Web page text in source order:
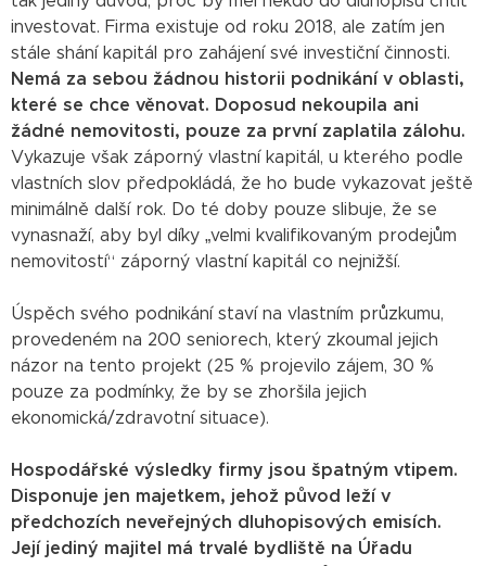
investovat. Firma existuje od roku 2018, ale zatím jen
stále shání kapitál pro zahájení své investiční činnosti.
Nemá za sebou žádnou historii podnikání v oblasti,
které se chce věnovat. Doposud nekoupila ani
žádné nemovitosti, pouze za první zaplatila zálohu.
Vykazuje však záporný vlastní kapitál, u kterého podle
vlastních slov předpokládá, že ho bude vykazovat ještě
minimálně další rok. Do té doby pouze slibuje, že se
vynasnaží, aby byl díky „velmi kvalifikovaným prodejům
nemovitostí“ záporný vlastní kapitál co nejnižší.
Úspěch svého podnikání staví na vlastním průzkumu,
provedeném na 200 seniorech, který zkoumal jejich
názor na tento projekt (25 % projevilo zájem, 30 %
pouze za podmínky, že by se zhoršila jejich
ekonomická/zdravotní situace).
Hospodářské výsledky firmy jsou špatným vtipem.
Disponuje jen majetkem, jehož původ leží v
předchozích neveřejných dluhopisových emisích.
Její jediný majitel má trvalé bydliště na Úřadu